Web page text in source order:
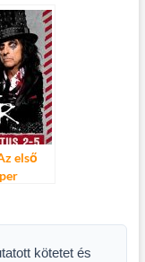
első
kötetet és